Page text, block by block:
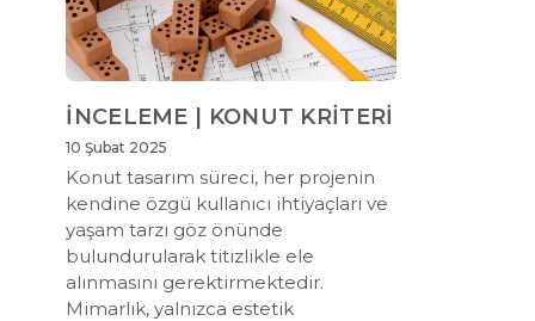
İNCELEME | KONUT KRİTERİ
10 Şubat 2025
Konut tasarım süreci, her projenin
kendine özgü kullanıcı ihtiyaçları ve
yaşam tarzı göz önünde
bulundurularak titizlikle ele
alınmasını gerektirmektedir.
Mimarlık, yalnızca estetik